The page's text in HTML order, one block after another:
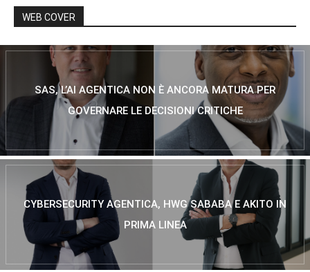
WEB COVER
SAS, L’AI AGENTICA NON È ANCORA MATURA PER
GOVERNARE LE DECISIONI CRITICHE
CYBERSECURITY AGENTICA, HWG SABABA E AKITO IN
PRIMA LINEA